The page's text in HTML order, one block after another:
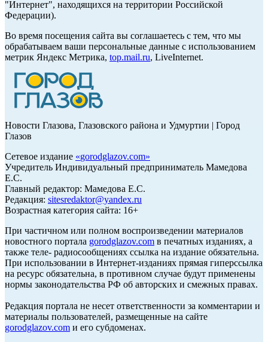
"Интернет", находящихся на территории Российской
Федерации).
Во время посещения сайта вы соглашаетесь с тем, что мы
обрабатываем ваши персональные данные с использованием
метрик Яндекс Метрика, top.mail.ru, LiveInternet.
Новости Глазова, Глазовского района и Удмуртии | Город
Глазов
Сетевое издание «gorodglazov.com»
Учредитель Индивидуальный предприниматель Мамедова
Е.С.
Главный редактор: Мамедова Е.С.
Редакция: sitesredaktor@yandex.ru
Возрастная категория сайта: 16+
При частичном или полном воспроизведении материалов
новостного портала gorodglazov.com в печатных изданиях, а
также теле- радиосообщениях ссылка на издание обязательна.
При использовании в Интернет-изданиях прямая гиперссылка
на ресурс обязательна, в противном случае будут применены
нормы законодательства РФ об авторских и смежных правах.
Редакция портала не несет ответственности за комментарии и
материалы пользователей, размещенные на сайте
gorodglazov.com и его субдоменах.